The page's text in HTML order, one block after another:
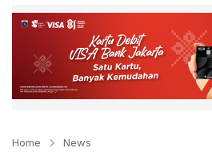
Home News